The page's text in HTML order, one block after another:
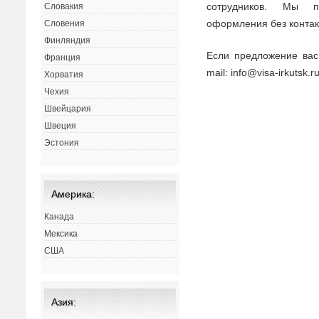
сотрудников. Мы
оформления без
Если предложение
mail: info@visa-
Словакия
Словения
Финляндия
Франция
Хорватия
Чехия
Швейцария
Швеция
Эстония
Америка:
Канада
Мексика
США
Азия: